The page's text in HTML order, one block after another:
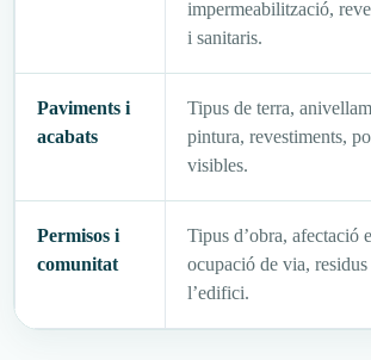
impermeabilització,
i sanitaris.
Paviments i
acabats
Tipus de terra,
pintura, revestiments,
visibles.
Permisos i
comunitat
Tipus d’obra, afectació
ocupació de via,
l’edifici.